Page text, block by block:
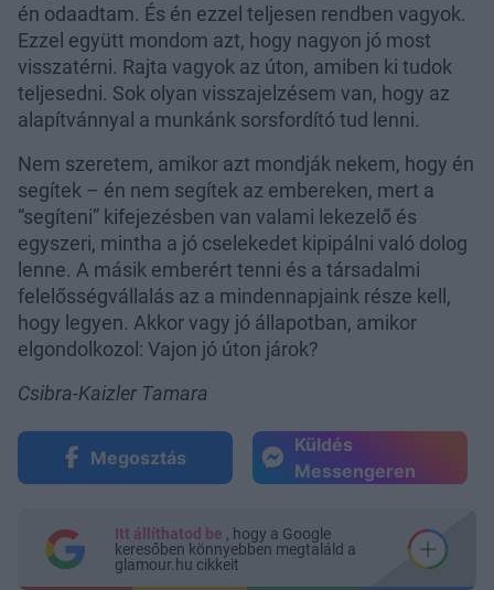
én odaadtam. És én ezzel teljesen rendben vagyok.
Ezzel együtt mondom azt, hogy nagyon jó most
visszatérni. Rajta vagyok az úton, amiben ki tudok
teljesedni. Sok olyan visszajelzésem van, hogy az
alapítvánnyal a munkánk sorsfordító tud lenni.
Nem szeretem, amikor azt mondják nekem, hogy én
segítek – én nem segítek az embereken, mert a
“segíteni” kifejezésben van valami lekezelő és
egyszeri, mintha a jó cselekedet kipipálni való dolog
lenne. A másik emberért tenni és a társadalmi
felelősségvállalás az a mindennapjaink része kell,
hogy legyen. Akkor vagy jó állapotban, amikor
elgondolkozol: Vajon jó úton járok?
Csibra-Kaizler Tamara
Megosztás
Küldés
Messengeren
Itt állíthatod be , hogy a Google
keresőben könnyebben megtaláld a
glamour.hu cikkeit